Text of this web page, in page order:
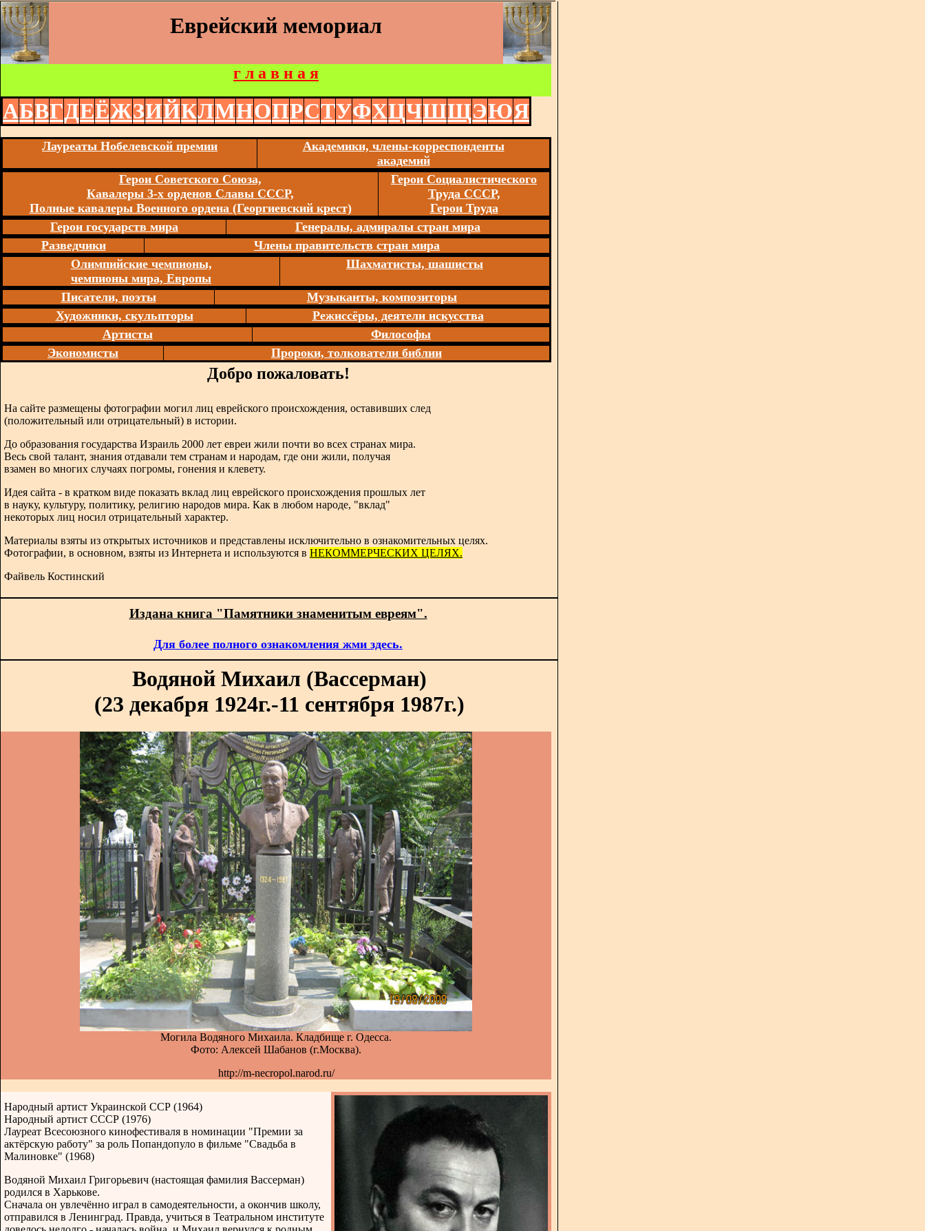
Еврейский мемориал
г л а в н а я
АБВГДЕЁЖЗИЙКЛМНОПРСТУФХЦЧШЩЭЮЯ
Лауреаты Нобелевской премии
Академики, члены-корреспонденты
академий
Герои Советского Союза,
Кавалеры 3-х орденов Славы СССР,
Полные кавалеры Военного ордена (Георгиевский крест)
Герои Социалистического
Труда СССР,
Герои Труда
Герои государств мира
Генералы, адмиралы стран мира
Разведчики
Члены правительств стран мира
Олимпийские чемпионы,
чемпионы мира, Европы
Шахматисты, шашисты
Писатели, поэты
Музыканты, композиторы
Художники, скульпторы
Режиссёры, деятели искусства
Артисты
Философы
Экономисты
Пророки, толкователи библии
Добро пожаловать!
На сайте размещены фотографии могил лиц еврейского происхождения, оставивших след
(положительный или отрицательный) в истории.
До образования государства Израиль 2000 лет евреи жили почти во всех странах мира.
Весь свой талант, знания отдавали тем странам и народам, где они жили, получая
взамен во многих случаях погромы, гонения и клевету.
Идея сайта - в кратком виде показать вклад лиц еврейского происхождения прошлых лет
в науку, культуру, политику, религию народов мира. Как в любом народе, "вклад"
некоторых лиц носил отрицательный характер.
Материалы взяты из открытых источников и представлены исключительно в ознакомительных целях.
Фотографии, в основном, взяты из Интернета и используются в НЕКОММЕРЧЕСКИХ ЦЕЛЯХ.
Файвель Костинский
Издана книга "Памятники знаменитым евреям".
Для более полного ознакомления жми здесь.
Водяной Михаил (Вассерман)
(23 декабря 1924г.-11 сентября 1987г.)
Могила Водяного Михаила. Кладбище г. Одесса.
Фото: Алексей Шабанов (г.Москва).
http://m-necropol.narod.ru/
Народный артист Украинской ССР (1964)
Народный артист СССР (1976)
Лауреат Всесоюзного кинофестиваля в номинации "Премии за
актёрскую работу" за роль Попандопуло в фильме "Свадьба в
Малиновке" (1968)
Водяной Михаил Григорьевич (настоящая фамилия Вассерман)
родился в Харькове.
Сначала он увлечённо играл в самодеятельности, а окончив школу,
отправился в Ленинград. Правда, учиться в Театральном институте